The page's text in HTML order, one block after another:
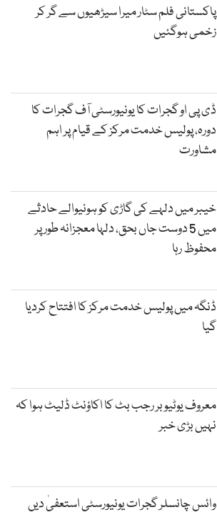
پاکستانی فلم سٹار میرا سیڑھیوں سے گر کر
زخمی ہوگئیں
ڈی پی او گجرات کا یونیورسٹی آف گجرات کا
دورہ، پولیس خدمت مرکز کے قیام پر اہم
مشاورت
خیبر میں دلہے کی گاڑی کو ہونیوالے حادثے
میں 5 دوست جاں بحق، دلہا معجزانہ طور پر
محفوظ رہا
ڈنگہ میں پولیس خدمت مرکز کا افتتاح کردیا
گیا
معروف یوٹیوبر رجب بٹ کا اکاؤنٹ ڈلیٹ ہوا کہ
نہیں بڑی خبر
وائس چانسلر گجرات یونیورسٹی استعفیٰ دیں